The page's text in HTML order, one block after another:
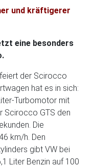
und kräftigerer
eine besonders
der Scirocco
hat es in sich:
Turbomotor mit
Scirocco GTS den
Die
km/h. Den
gibt VW bei
Liter Benzin auf 100